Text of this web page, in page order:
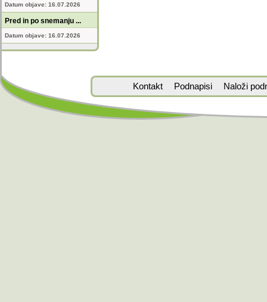
Datum objave: 16.07.2026
Pred in po snemanju ...
Datum objave: 16.07.2026
Kontakt Podnapisi Naloži